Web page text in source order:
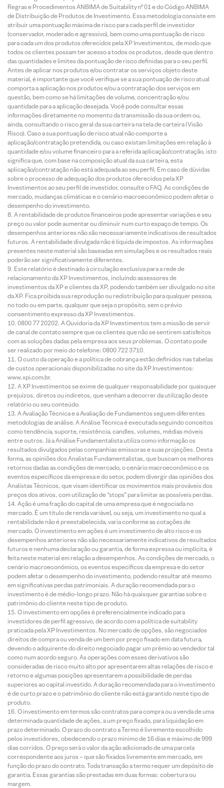
Regras e Procedimentos ANBIMA de Suitability nº 01 e do Código ANBIMA
de Distribuição de Produtos de Investimento. Essa metodologia consiste em
atribuir uma pontuação máxima de risco para cada perfil de investidor
(conservador, moderado e agressivo), bem como uma pontuação de risco
para cada um dos produtos oferecidos pela XP Investimentos, de modo que
todos os clientes possam ter acesso a todos os produtos, desde que dentro
das quantidades e limites da pontuação de risco definidas para o seu perfil.
Antes de aplicar nos produtos e/ou contratar os serviços objeto deste
material, é importante que você verifique se a sua pontuação de risco atual
comporta a aplicação nos produtos e/ou a contratação dos serviços em
questão, bem como se há limitações de volume, concentração e/ou
quantidade para a aplicação desejada. Você pode consultar essas
informações diretamente no momento da transmissão da sua ordem ou,
ainda, consultando o risco geral da sua carteira na tela de carteira (Visão
Risco). Caso a sua pontuação de risco atual não comporte a
aplicação/contratação pretendida, ou caso existam limitações em relação à
quantidade e/ou volume financeiro para a referida aplicação/contratação, isto
significa que, com base na composição atual da sua carteira, esta
aplicação/contratação não está adequada ao seu perfil. Em caso de dúvidas
sobre o processo de adequação dos produtos oferecidos pela XP
Investimentos ao seu perfil de investidor, consulte o FAQ. As condições de
mercado, mudanças climáticas e o cenário macroeconômico podem afetar o
desempenho do investimento.
A rentabilidade de produtos financeiros pode apresentar variações e seu
preço ou valor pode aumentar ou diminuir num curto espaço de tempo. Os
desempenhos anteriores não são necessariamente indicativos de resultados
futuros. A rentabilidade divulgada não é líquida de impostos. As informações
presentes neste material são baseadas em simulações e os resultados reais
poderão ser significativamente diferentes.
Este relatório é destinado à circulação exclusiva para a rede de
relacionamento da XP Investimentos, incluindo assessores de
investimentos da XP e clientes da XP, podendo também ser divulgado no site
da XP. Fica proibida sua reprodução ou redistribuição para qualquer pessoa,
no todo ou em parte, qualquer que seja o propósito, sem o prévio
consentimento expresso da XP Investimentos.
0800 77 20202. A Ouvidoria da XP Investimentos tem a missão de servir
de canal de contato sempre que os clientes que não se sentirem satisfeitos
com as soluções dadas pela empresa aos seus problemas. O contato pode
ser realizado por meio do telefone: 0800 722 3710.
O custo da operação e a política de cobrança estão definidos nas tabelas
de custos operacionais disponibilizadas no site da XP Investimentos:
www.xpi.com.br.
A XP Investimentos se exime de qualquer responsabilidade por quaisquer
prejuízos, diretos ou indiretos, que venham a decorrer da utilização deste
relatório ou seu conteúdo.
A Avaliação Técnica e a Avaliação de Fundamentos seguem diferentes
metodologias de análise. A Análise Técnica é executada seguindo conceitos
como tendência, suporte, resistência, candles, volumes, médias móveis
entre outros. Já a Análise Fundamentalista utiliza como informação os
resultados divulgados pelas companhias emissoras e suas projeções. Desta
forma, as opiniões dos Analistas Fundamentalistas, que buscam os melhores
retornos dadas as condições de mercado, o cenário macroeconômico e os
eventos específicos da empresa e do setor, podem divergir das opiniões dos
Analistas Técnicos, que visam identificar os movimentos mais prováveis dos
preços dos ativos, com utilização de “stops” para limitar as possíveis perdas.
Ação é uma fração do capital de uma empresa que é negociada no
mercado. É um título de renda variável, ou seja, um investimento no qual a
rentabilidade não é preestabelecida, varia conforme as cotações de
mercado. O investimento em ações é um investimento de alto risco e os
desempenhos anteriores não são necessariamente indicativos de resultados
futuros e nenhuma declaração ou garantia, de forma expressa ou implícita, é
feita neste material em relação a desempenhos. As condições de mercado, o
cenário macroeconômico, os eventos específicos da empresa e do setor
podem afetar o desempenho do investimento, podendo resultar até mesmo
em significativas perdas patrimoniais. A duração recomendada para o
investimento é de médio-longo prazo. Não há quaisquer garantias sobre o
patrimônio do cliente neste tipo de produto.
O investimento em opções é preferencialmente indicado para
investidores de perfil agressivo, de acordo com a política de suitability
praticada pela XP Investimentos. No mercado de opções, são negociados
direitos de compra ou venda de um bem por preço fixado em data futura,
devendo o adquirente do direito negociado pagar um prêmio ao vendedor tal
como num acordo seguro. As operações com esses derivativos são
consideradas de risco muito alto por apresentarem altas relações de risco e
retorno e algumas posições apresentarem a possibilidade de perdas
superiores ao capital investido. A duração recomendada para o investimento
é de curto prazo e o patrimônio do cliente não está garantido neste tipo de
produto.
O investimento em termos são contratos para compra ou a venda de uma
determinada quantidade de ações, a um preço fixado, para liquidação em
prazo determinado. O prazo do contrato a Termo é livremente escolhido
pelos investidores, obedecendo o prazo mínimo de 16 dias e máximo de 999
dias corridos. O preço será o valor da ação adicionado de uma parcela
correspondente aos juros – que são fixados livremente em mercado, em
função do prazo do contrato. Toda transação a termo requer um depósito de
garantia. Essas garantias são prestadas em duas formas: cobertura ou
margem.